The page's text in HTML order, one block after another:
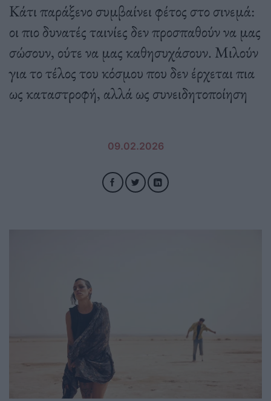
Κάτι παράξενο συμβαίνει φέτος στο σινεμά:
οι πιο δυνατές ταινίες δεν προσπαθούν να μας
σώσουν, ούτε να μας καθησυχάσουν. Μιλούν
για το τέλος του κόσμου που δεν έρχεται πια
ως καταστροφή, αλλά ως συνειδητοποίηση
09.02.2026